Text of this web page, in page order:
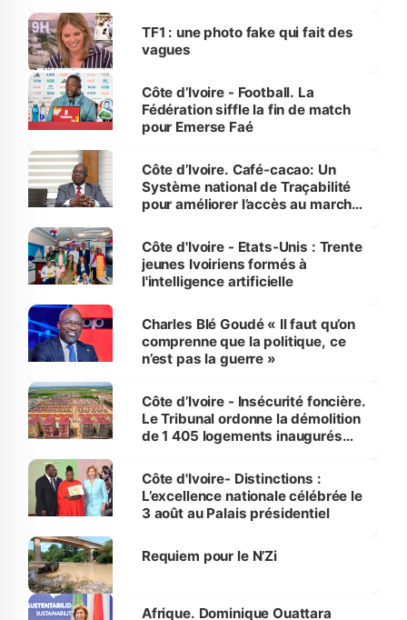
sur la scène internationale »
TF1 : une photo fake qui fait des
vagues
Côte d’Ivoire - Football. La
Fédération siffle la fin de match
pour Emerse Faé
Côte d’Ivoire. Café-cacao: Un
Système national de Traçabilité
pour améliorer l’accès au marché
Côte d'Ivoire - Etats-Unis : Trente
jeunes Ivoiriens formés à
l'intelligence artificielle
Charles Blé Goudé « Il faut qu’on
comprenne que la politique, ce
n’est pas la guerre »
Côte d’Ivoire - Insécurité foncière.
Le Tribunal ordonne la démolition
de 1 405 logements inaugurés
Bassam
Côte d'Ivoire- Distinctions :
L’excellence nationale célébrée le
3 août au Palais présidentiel
Requiem pour le N’Zi
Afrique. Dominique Ouattara